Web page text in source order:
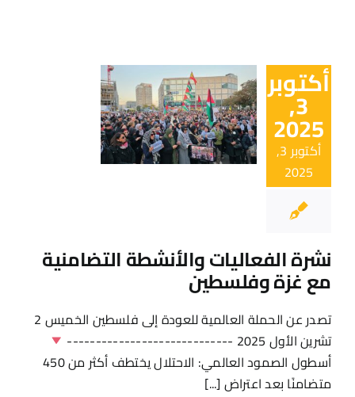
أكتوبر
3,
2025
أكتوبر 3,
2025
نشرة الفعاليات
والأنشطة
التضامنية مع
غزة وفلسطين
فعاليات
نشرة الفعاليات والأنشطة التضامنية
مع غزة وفلسطين
تصدر عن الحملة العالمية للعودة إلى فلسطين الخميس 2
تشرين الأول 2025 -----------------------------
أسطول الصمود العالمي: الاحتلال يختطف أكثر من 450
متضامنًا بعد اعتراض [...]